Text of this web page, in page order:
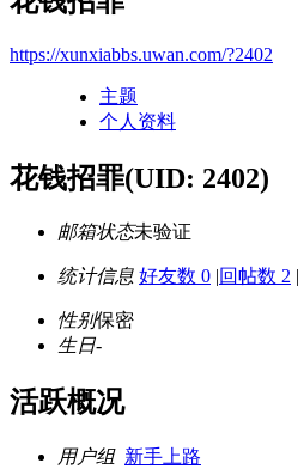
https://xunxiabbs.uwan.com/?2402
主题
个人资料
花钱招罪(UID: 2402)
邮箱状态未验证
统计信息 好友数 0 |回帖数 2 |
性别保密
生日-
活跃概况
用户组 新手上路